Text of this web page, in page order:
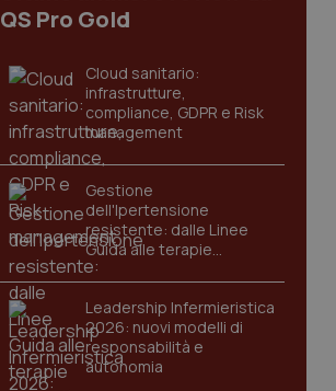
QS Pro Gold
Cloud sanitario:
infrastrutture,
compliance, GDPR e Risk
management
Gestione
dell'Ipertensione
resistente: dalle Linee
Guida alle terapie
innovative
Leadership Infermieristica
2026: nuovi modelli di
responsabilità e
autonomia